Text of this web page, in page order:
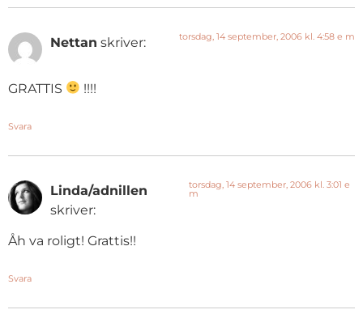
Nettan skriver: torsdag, 14 september, 2006 kl. 4:58 e m
GRATTIS !!!!
Svara
Linda/adnillen
skriver:
torsdag, 14 september, 2006 kl. 3:01 e
m
Åh va roligt! Grattis!!
Svara